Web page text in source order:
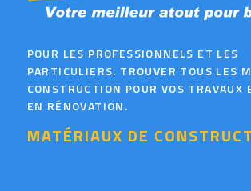
POUR LES PROFESSIONNELS ET LES
PARTICULIERS. TROUVER TOUS LES
CONSTRUCTION POUR VOS TRAVAUX
EN RÉNOVATION.
MATÉRIAUX DE